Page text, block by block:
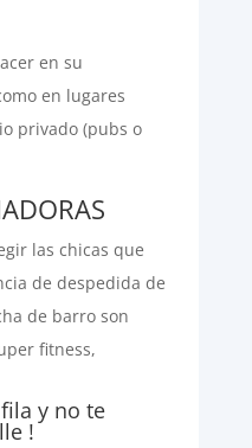
en su
en lugares
privado (pubs o
las chicas que
de despedida de
de barro son
fitness,
y no te
!